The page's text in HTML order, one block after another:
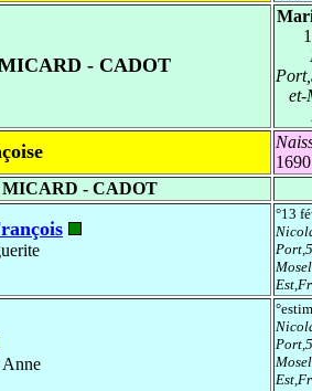
- CADOT
et-
1690
MICARD - CADOT
°13